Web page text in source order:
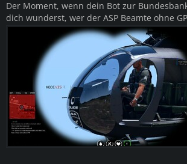
Der Moment, wenn dein Bot zur
dich wunderst, wer der ASP Beamte ohne